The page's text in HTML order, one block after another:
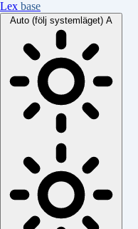
Lex base
Auto (följ systemläget) A